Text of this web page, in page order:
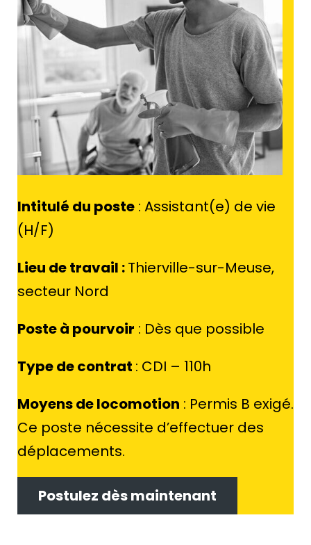
Intitulé du poste : Assistant(e) de vie
(H/F)
Lieu de travail :Thierville-sur-Meuse,
secteur Nord
Poste à pourvoir : Dès que possible
Type de contrat : CDI – 110h
Moyens de locomotion : Permis B exigé.
Ce poste nécessite d’effectuer des
déplacements.
Postulez dès maintenant